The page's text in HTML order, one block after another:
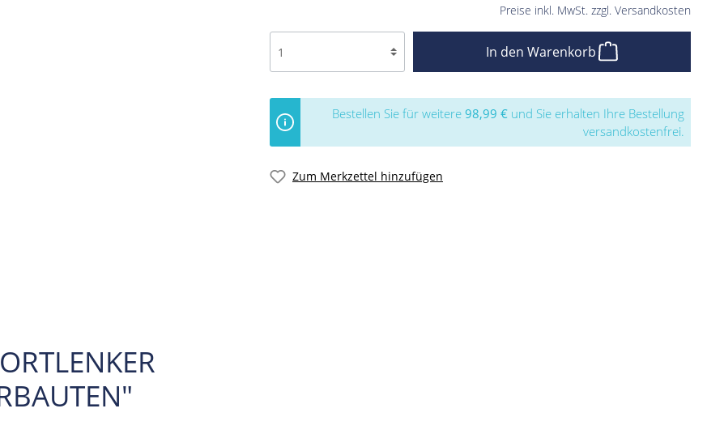
Preise inkl. MwSt. zzgl. Versandkosten
In den Warenkorb
Bestellen Sie für weitere 98,99 € und Sie erhalten Ihre Bestellung
versandkostenfrei.
Zum Merkzettel hinzufügen